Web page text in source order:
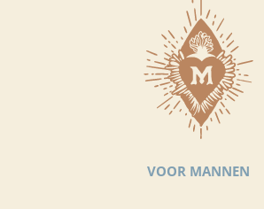
VOOR MANNEN